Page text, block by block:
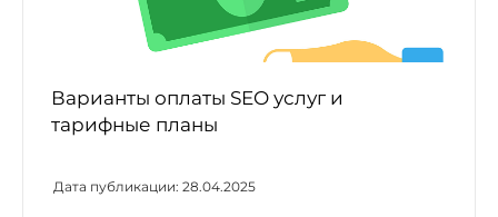
Варианты оплаты SEO услуг и
тарифные планы
Дата публикации: 28.04.2025